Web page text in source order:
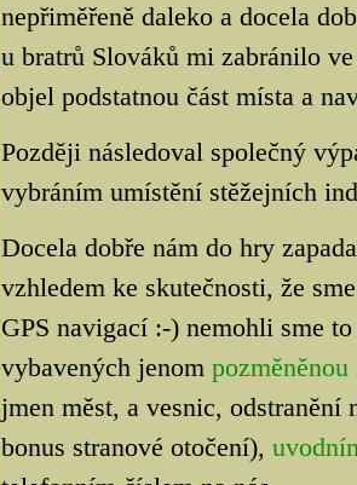
nepřiměřeně daleko a docela
u bratrů Slováků mi zabránilo
objel podstatnou část místa a
Později následoval společný
vybráním umístění stěžejních
Docela dobře nám do hry
vzhledem ke skutečnosti, že
GPS navigací :-) nemohli sme
vybavených jenom pozměněnou
jmen měst, a vesnic,
bonus stranové otočení),